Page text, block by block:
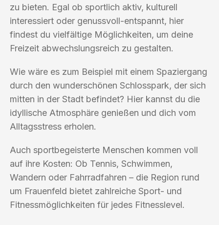
zu bieten. Egal ob sportlich aktiv, kulturell
interessiert oder genussvoll-entspannt, hier
findest du vielfältige Möglichkeiten, um deine
Freizeit abwechslungsreich zu gestalten.
Wie wäre es zum Beispiel mit einem Spaziergang
durch den wunderschönen Schlosspark, der sich
mitten in der Stadt befindet? Hier kannst du die
idyllische Atmosphäre genießen und dich vom
Alltagsstress erholen.
Auch sportbegeisterte Menschen kommen voll
auf ihre Kosten: Ob Tennis, Schwimmen,
Wandern oder Fahrradfahren – die Region rund
um Frauenfeld bietet zahlreiche Sport- und
Fitnessmöglichkeiten für jedes Fitnesslevel.